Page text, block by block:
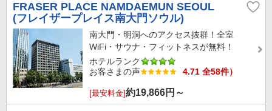
FRASER PLACE NAMDAEMUN SEOUL
(フレイザープレイス南大門ソウル)
南大門・明洞へのアクセス抜群！全室
WiFi・サウナ・フィットネスが無料！
ホテルランク
お客さまの声
4.71 全58件）
[最安料金]約19,866円～